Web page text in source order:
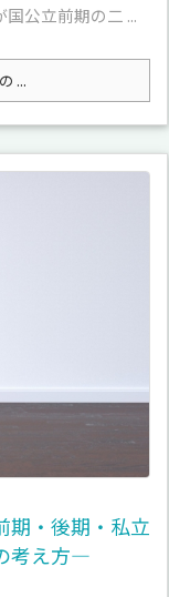
公立前期の二 ...
...
・後期・私立
考え方―